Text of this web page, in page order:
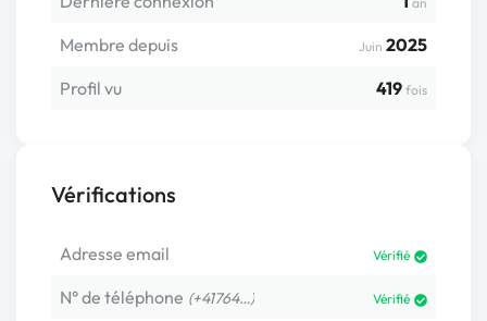
Membre depuis Juin 2025
Profil vu
419 fois
Vérifications
Adresse email Vérifié
N° de téléphone (+41764…) Vérifié